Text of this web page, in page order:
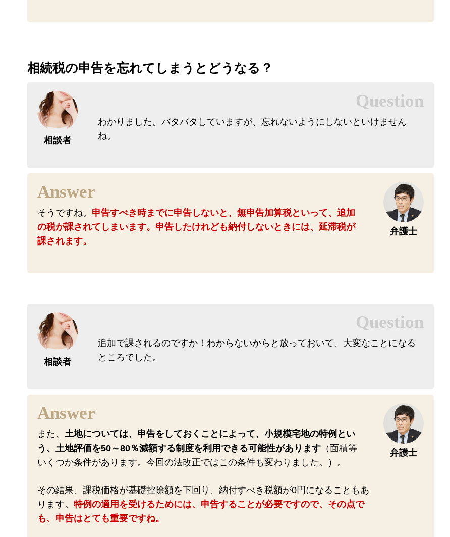
相続税の申告を忘れてしまうとどうなる？
相談者
わかりました。バタバタしていますが、忘れないようにしないといけません
ね。
弁護士
そうですね。 申告すべき時までに申告しないと、無申告加算税といって、追加
の税が課されてしまいます。申告したけれども納付しないときには、延滞税が
課されます。
相談者
追加で課されるのですか！わからないからと放っておいて、大変なことになる
ところでした。
弁護士
また、 土地については、申告をしておくことによって、小規模宅地の特例とい
う、土地評価を50～80％減額する制度を利用できる可能性があります （面積等
いくつか条件があります。今回の法改正ではこの条件も変わりました。）。
その結果、課税価格が基礎控除額を下回り、納付すべき税額が0円になることもあ
ります。 特例の適用を受けるためには、申告することが必要ですので、その点で
も、申告はとても重要ですね。